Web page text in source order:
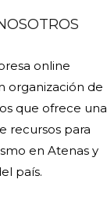
online
organización de
que ofrece una
recursos para
en Atenas y
país.